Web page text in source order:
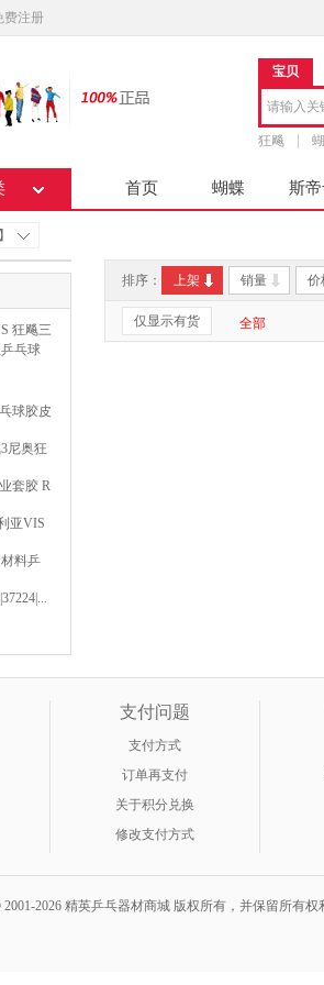
费注册
宝贝
狂飚
首页 蝴蝶 斯
排序： 上架 销量 价
仅显示有货 全部
狂飚三
乓球
...
球胶皮
尼奥狂
套胶 R
亚VIS
料乒
支付问题
支付方式
订单再支付
关于积分兑换
修改支付方式
2026 精英乒乓器材商城 版权所有，并保留所有权